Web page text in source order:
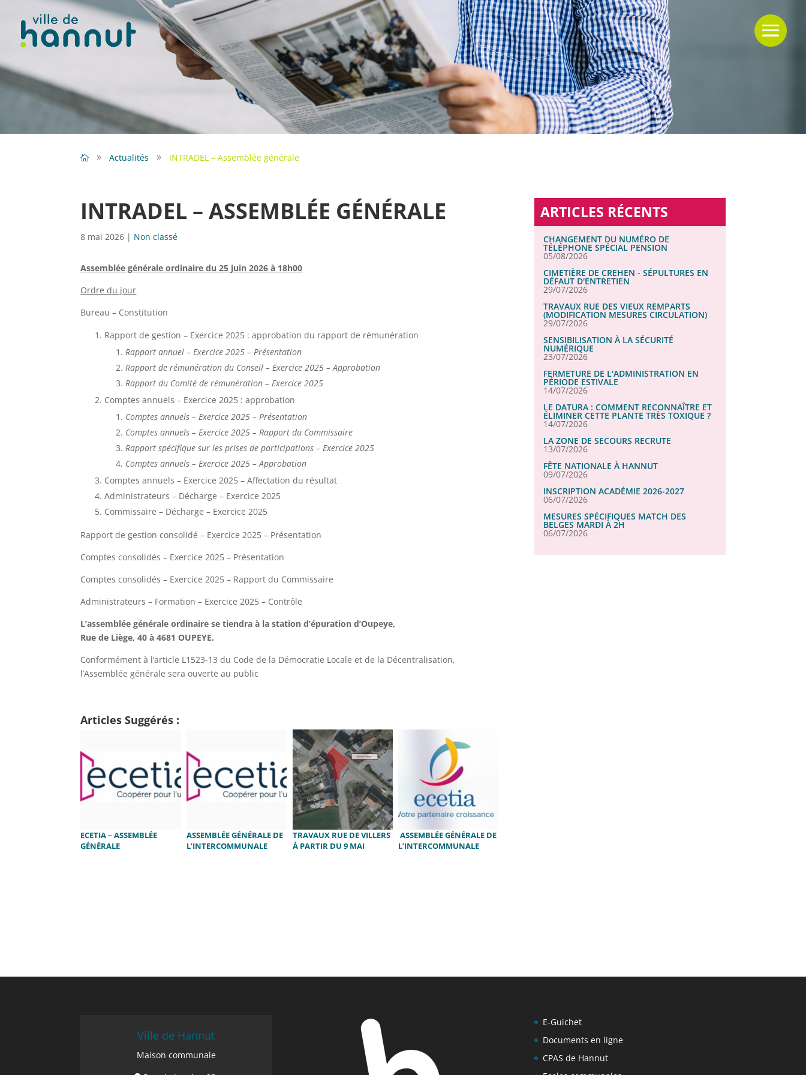
Actualités INTRADEL – Assemblée générale
INTRADEL – ASSEMBLÉE GÉNÉRALE
8 mai 2026 | Non classé
Assemblée générale ordinairedu 25 juin 2026 à 18h00
Ordre du jour
Bureau – Constitution
Rapport de gestion – Exercice 2025 : approbation du rapport de rémunération
Rapport annuel – Exercice 2025 – Présentation
Rapport de rémunération du Conseil – Exercice 2025 – Approbation
Rapport du Comité de rémunération – Exercice 2025
Comptes annuels – Exercice 2025 : approbation
Comptes annuels – Exercice 2025 – Présentation
Comptes annuels – Exercice 2025 – Rapport du Commissaire
Rapport spécifique sur les prises de participations – Exercice 2025
Comptes annuels – Exercice 2025 – Approbation
Comptes annuels – Exercice 2025 – Affectation du résultat
Administrateurs – Décharge – Exercice 2025
Commissaire – Décharge – Exercice 2025
Rapport de gestion consolidé – Exercice 2025 – Présentation
Comptes consolidés – Exercice 2025 – Présentation
Comptes consolidés – Exercice 2025 – Rapport du Commissaire
Administrateurs – Formation – Exercice 2025 – Contrôle
L’assemblée générale ordinaire se tiendra à la station d’épuration d’Oupeye,
Rue de Liège, 40 à 4681 OUPEYE.
Conformément à l’article L1523-13 du Code de la Démocratie Locale et de la Décentralisation,
l’Assemblée générale sera ouverte au public
Articles Suggérés :
ECETIA – ASSEMBLÉE
GÉNÉRALE
ASSEMBLÉE GÉNÉRALE DE
L’INTERCOMMUNALE
TRAVAUX RUE DE VILLERS
À PARTIR DU 9 MAI
ASSEMBLÉE GÉNÉRALE DE
L’INTERCOMMUNALE
ARTICLES RÉCENTS
CHANGEMENT DU NUMÉRO DE
TÉLÉPHONE SPÉCIAL PENSION
05/08/2026
CIMETIÈRE DE CREHEN - SÉPULTURES EN
DÉFAUT D'ENTRETIEN
29/07/2026
TRAVAUX RUE DES VIEUX REMPARTS
(MODIFICATION MESURES CIRCULATION)
29/07/2026
SENSIBILISATION À LA SÉCURITÉ
NUMÉRIQUE
23/07/2026
FERMETURE DE L'ADMINISTRATION EN
PÉRIODE ESTIVALE
14/07/2026
LE DATURA : COMMENT RECONNAÎTRE ET
ÉLIMINER CETTE PLANTE TRÈS TOXIQUE ?
14/07/2026
LA ZONE DE SECOURS RECRUTE
13/07/2026
FÊTE NATIONALE À HANNUT
09/07/2026
INSCRIPTION ACADÉMIE 2026-2027
06/07/2026
MESURES SPÉCIFIQUES MATCH DES
BELGES MARDI À 2H
06/07/2026
Ville de Hannut
Maison communale
E-Guichet
Documents en ligne
CPAS de Hannut